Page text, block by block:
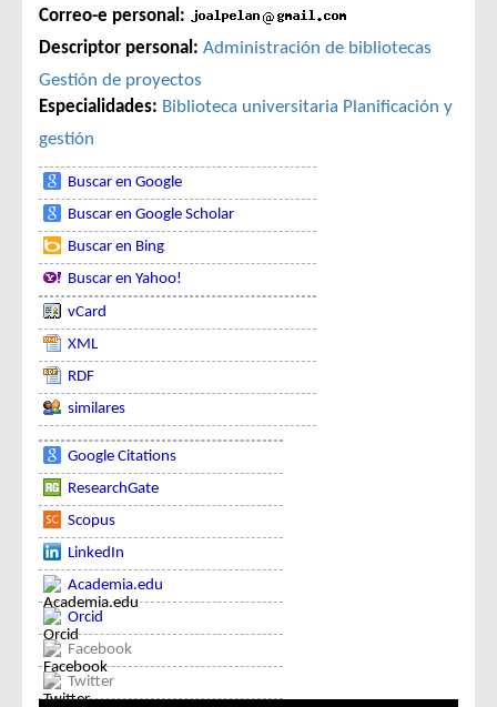
Correo-e personal:
Descriptor personal: Administración de bibliotecas
Gestión de proyectos
Especialidades: Biblioteca universitaria Planificación y
gestión
Buscar en Google
Buscar en Google Scholar
Buscar en Bing
Buscar en Yahoo!
vCard
XML
RDF
similares
Google Citations
ResearchGate
Scopus
LinkedIn
Academia.edu
Orcid
Facebook
Twitter